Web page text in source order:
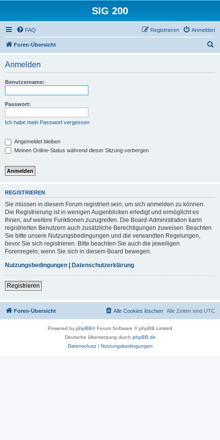
SIG 200
FAQ Anmelden
Registrieren
Foren-Übersicht
Anmelden
Benutzername:
Passwort:
Ich habe mein Passwort vergessen
Angemeldet bleiben
Meinen Online-Status während dieser Sitzung verbergen
REGISTRIEREN
Sie müssen in diesem Forum registriert sein, um sich anmelden zu können.
Die Registrierung ist in wenigen Augenblicken erledigt und ermöglicht es
Ihnen, auf weitere Funktionen zuzugreifen. Die Board-Administration kann
registrierten Benutzern auch zusätzliche Berechtigungen zuweisen. Beachten
Sie bitte unsere Nutzungsbedingungen und die verwandten Regelungen,
bevor Sie sich registrieren. Bitte beachten Sie auch die jeweiligen
Forenregeln, wenn Sie sich in diesem Board bewegen.
Nutzungsbedingungen | Datenschutzerklärung
Registrieren
Foren-Übersicht Alle Zeiten sind UTC
Alle Cookies löschen
Powered by phpBB® Forum Software © phpBB Limited
Deutsche Übersetzung durch phpBB.de
Datenschutz| Nutzungsbedingungen